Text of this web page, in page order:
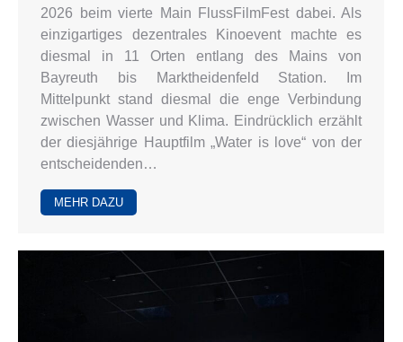
2026 beim vierte Main FlussFilmFest dabei. Als
einzigartiges dezentrales Kinoevent machte es
diesmal in 11 Orten entlang des Mains von
Bayreuth bis Marktheidenfeld Station. Im
Mittelpunkt stand diesmal die enge Verbindung
zwischen Wasser und Klima. Eindrücklich erzählt
der diesjährige Hauptfilm „Water is love“ von der
entscheidenden…
MEHR DAZU